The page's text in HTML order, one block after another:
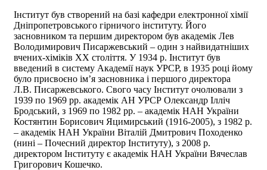
Інститут був створений на базі кафедри електронної хімії
Дніпропетровського гірничого інституту. Його
засновником та першим директором був академік Лев
Володимирович Писаржевський – один з найвидатніших
вчених-хіміків ХХ століття. У 1934 р. Інститут був
введений в систему Академії наук УРСР, в 1935 році йому
було присвоєно ім’я засновника і першого директора
Л.В. Писаржевського. Свого часу Інститут очолювали з
1939 по 1969 рр. академік АН УРСР Олександр Ілліч
Бродський, з 1969 по 1982 рр. – академік НАН України
Костянтин Борисович Яцимирський (1916-2005), з 1982 р.
– академік НАН України Віталій Дмитрович Походенко
(нині – Почесний директор Інституту), з 2008 р.
директором Інституту є академік НАН України Вячеслав
Григорович Кошечко.